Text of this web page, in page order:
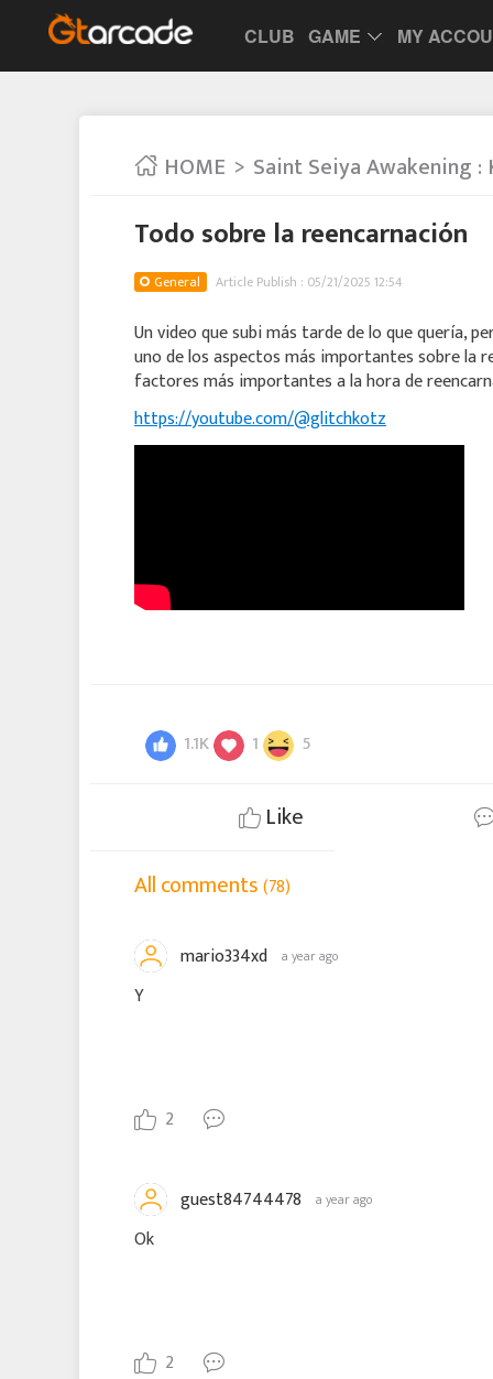
CLUB GAME MY
HOME Saint Seiya Awakening
Todo sobre la reencarnación
General Article Publish : 05/21/2025 12:54
Un video que subi más tarde de lo que quería,
uno de los aspectos más importantes sobre la
factores más importantes a la hora de
https://youtube.com/@glitchkotz
1.1K 1 5
Like
All comments(78)
mario334xd a year ago
Y
2
guest84744478 a year ago
Ok
2